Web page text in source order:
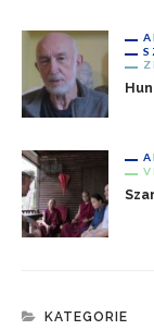
KATEGORIE